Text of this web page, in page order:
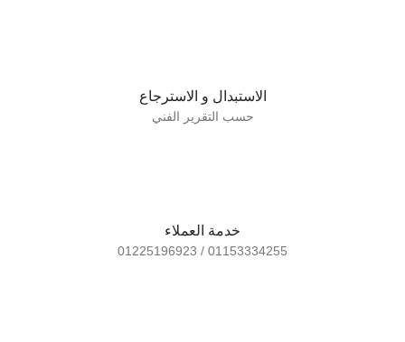
الاستبدال و الاسترجاع
حسب التقرير الفني
خدمة العملاء
01153334255 / 01225196923